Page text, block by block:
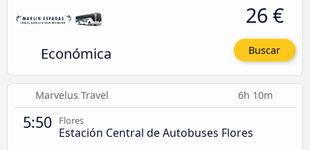
Económica
26 €
Buscar
Marvelus Travel 6h 10m
5:50 Flores
Estación Central de Autobuses Flores